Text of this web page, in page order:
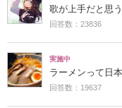
歌が上手だと思
回答数：23836
実施中
ラーメンって日
回答数：19637